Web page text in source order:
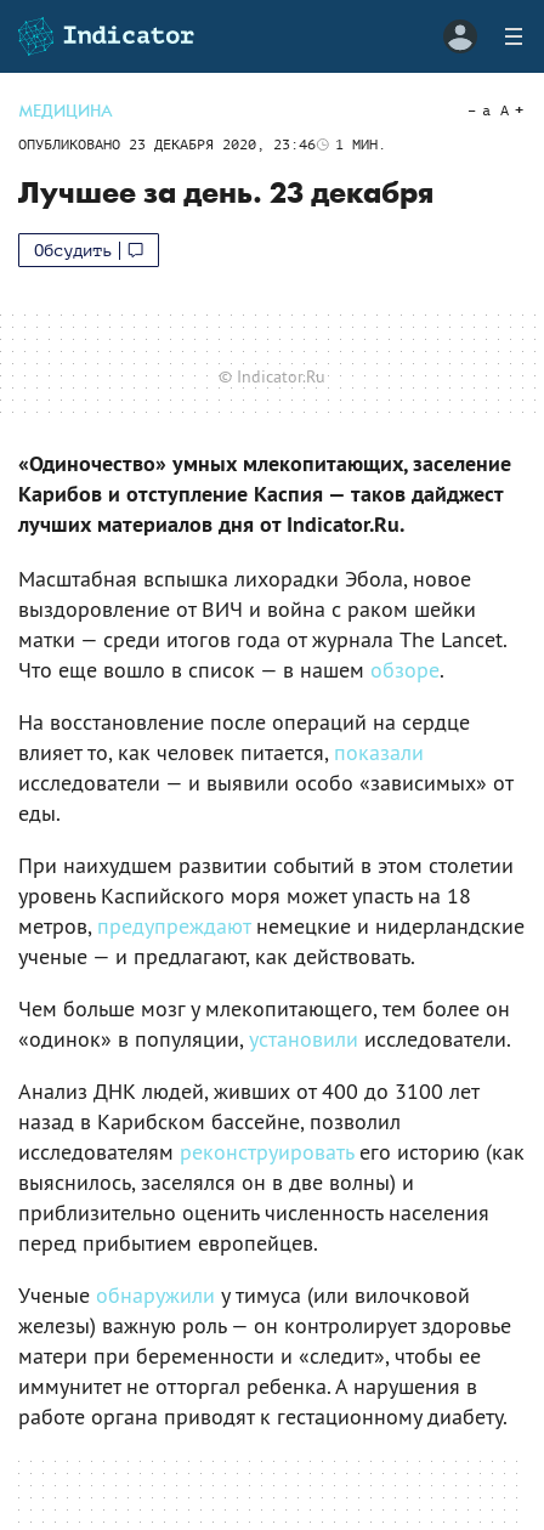
МЕДИЦИНА
ОПУБЛИКОВАНО 23 ДЕКАБРЯ 2020, 23:46 1 МИН.
a A
Лучшее за день. 23 декабря
Обсудить
© Indicator.Ru
«Одиночество» умных млекопитающих, заселение
Карибов и отступление Каспия — таков дайджест
лучших материалов дня от Indicator.Ru.
Масштабная вспышка лихорадки Эбола, новое
выздоровление от ВИЧ и война с раком шейки
матки — среди итогов года от журнала The Lancet.
Что еще вошло в список — в нашем обзоре.
На восстановление после операций на сердце
влияет то, как человек питается, показали
исследователи — и выявили особо «зависимых» от
еды.
При наихудшем развитии событий в этом столетии
уровень Каспийского моря может упасть на 18
метров, предупреждаютнемецкие и нидерландские
ученые — и предлагают, как действовать.
Чем больше мозг у млекопитающего, тем более он
«одинок» в популяции, установили исследователи.
Анализ ДНК людей, живших от 400 до 3100 лет
назад в Карибском бассейне, позволил
исследователям реконструироватьего историю (как
выяснилось, заселялся он в две волны) и
приблизительно оценить численность населения
перед прибытием европейцев.
Ученые обнаружили у тимуса (или вилочковой
железы) важную роль — он контролирует здоровье
матери при беременности и «следит», чтобы ее
иммунитет не отторгал ребенка. А нарушения в
работе органа приводят к гестационному диабету.